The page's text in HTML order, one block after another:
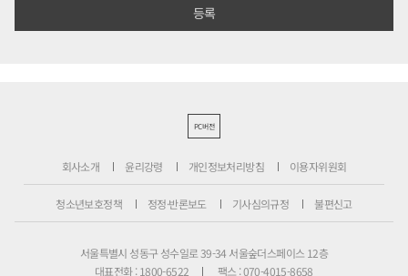
PC버전
회사소개 윤리강령 개인정보처리방침 이용자위원회
청소년보호정책 정정·반론보도 기사심의규정 불편신고
서울특별시 성동구 성수일로 39-34 서울숲더스페이스 12층
대표전화 : 1800-6522
팩스 : 070-4015-8658